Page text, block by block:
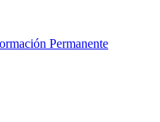
Permanente